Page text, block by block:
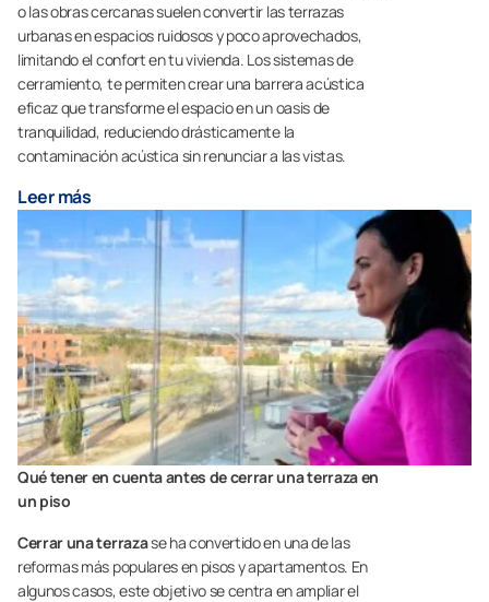
o las obras cercanas suelen convertir las terrazas
urbanas en espacios ruidosos y poco aprovechados,
limitando el confort en tu vivienda. Los sistemas de
cerramiento, te permiten crear una barrera acústica
eficaz que transforme el espacio en un oasis de
tranquilidad, reduciendo drásticamente la
contaminación acústica sin renunciar a las vistas.
Leer más
Qué tener en cuenta antes de cerrar una terraza en
un piso
Cerrar una terrazase ha convertido en una de las
reformas más populares en pisos y apartamentos. En
algunos casos, este objetivo se centra en ampliar el